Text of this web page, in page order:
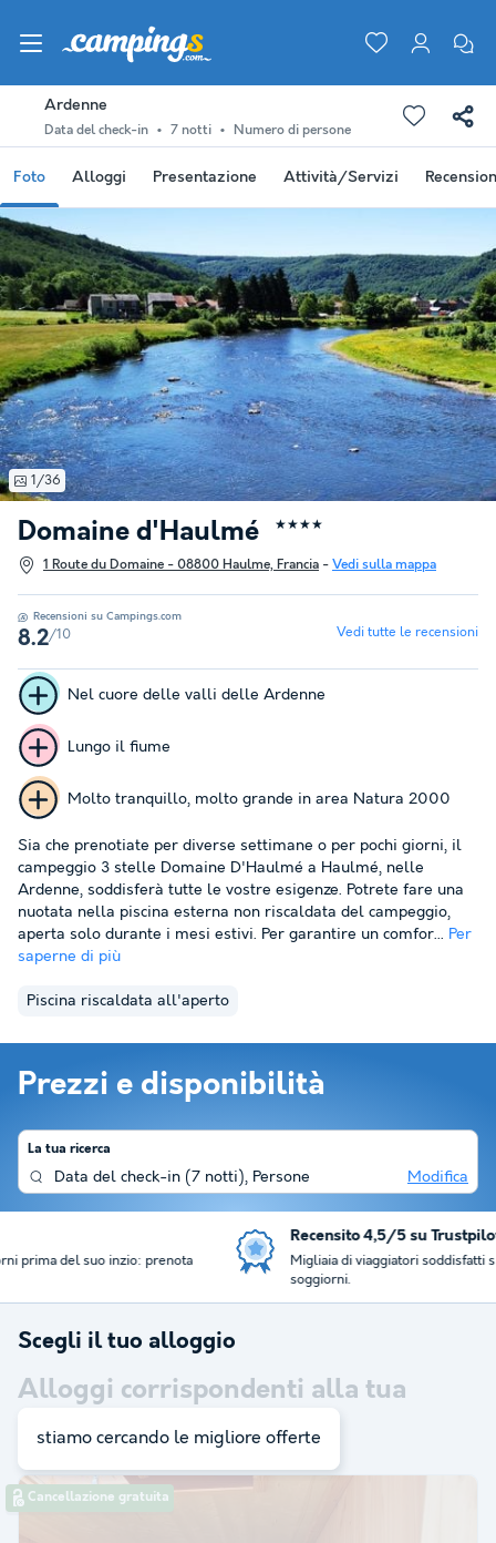
Ardenne
Data del check-in 7 notti Numero di persone
Foto Alloggi Presentazione Attività/Servizi
Domaine d'Haulmé ★★★★
1 Route du Domaine - 08800 Haulme, Francia - Vedi sulla mappa
1/36
Recensioni su Campings.com
8.2/10 Vedi tutte le recensioni
Nel cuore delle valli delle Ardenne
Lungo il fiume
Molto tranquillo, molto grande in area Natura 2000
Sia che prenotiate per diverse settimane o per pochi giorni, il
campeggio 3 stelle Domaine D'Haulmé a Haulmé, nelle
Ardenne, soddisferà tutte le vostre esigenze. Potrete fare una
nuotata nella piscina esterna non riscaldata del campeggio,
aperta solo durante i mesi estivi. Per garantire un comfor... Per
saperne di più
Piscina riscaldata all'aperto
Prezzi e disponibilità
La tua ricerca
Data del check-in (7 notti), Persone Modifica
Recensito 4,5/5 su Trustpilot
Migliaia di viaggiatori soddisfatti si affidano a noi per il loro
Scegli il tuo alloggio
Alloggi corrispondenti alla tua
ricerca:11
Cancellazione gratuita
stiamo cercando le migliore offerte